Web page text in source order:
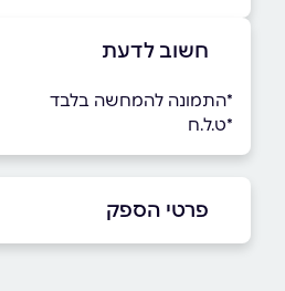
חשוב לדעת
*התמונה להמחשה בלבד
*ט.ל.ח
פרטי הספק